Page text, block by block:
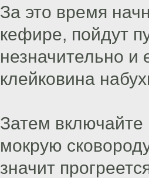
За это время
кефире, пойдут
незначительно и
клейковина
Затем включайте
мокрую
значит